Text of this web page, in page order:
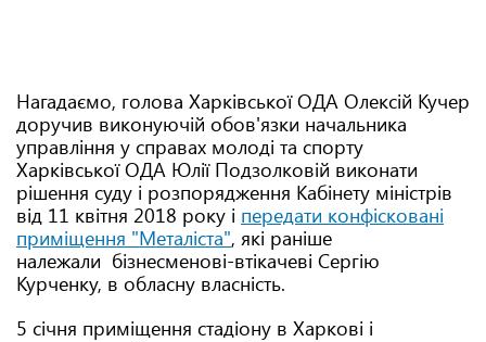
Нагадаємо, голова Харківської ОДА Олексій Кучер
доручив виконуючій обов'язки начальника
управління у справах молоді та спорту
Харківської ОДА Юлії Подзолковій виконати
рішення суду і розпорядження Кабінету міністрів
від 11 квітня 2018 року і передати конфісковані
приміщення "Металіста", які раніше
належали бізнесменові-втікачеві Сергію
Курченку, в обласну власність.
5 січня приміщення стадіону в Харкові і